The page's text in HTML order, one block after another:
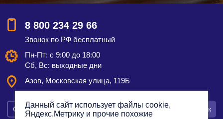
8 800 234 29 66
Звонок по РФ бесплатный
Пн-Пт: с 9:00 до 18:00
Сб, Вс: выходные дни
Азов, Московская улица, 119Б
Смотреть на карте Оставить заявку Заказать звонок
Данный сайт использует файлы cookie,
Яндекс.Метрику и прочие похожие